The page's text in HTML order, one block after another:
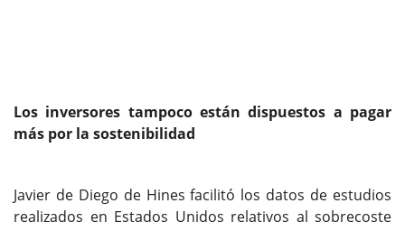
Los inversores tampoco están dispuestos a pagar
más por la sostenibilidad
Javier de Diego de Hines facilitó los datos de estudios
realizados en Estados Unidos relativos al sobrecoste